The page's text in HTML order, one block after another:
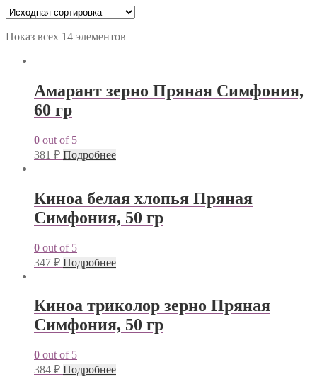
Показ всех 14 элементов
Амарант зерно Пряная Симфония,
60 гр
0 out of 5
381 ₽ Подробнее
Киноа белая хлопья Пряная
Симфония, 50 гр
0 out of 5
347 ₽ Подробнее
Киноа триколор зерно Пряная
Симфония, 50 гр
0 out of 5
384 ₽ Подробнее